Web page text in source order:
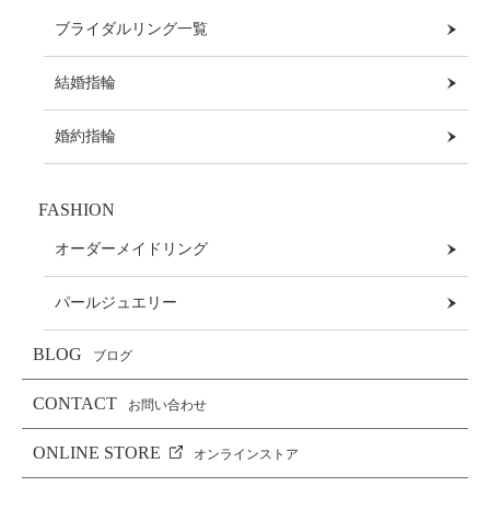
ブライダルリング一覧
結婚指輪
婚約指輪
FASHION
オーダーメイドリング
パールジュエリー
BLOG ブログ
CONTACT お問い合わせ
ONLINE STORE オンラインストア